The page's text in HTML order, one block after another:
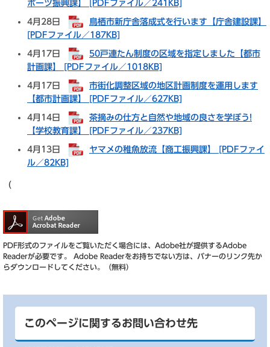
ポーツ振興課】 [PDFファイル／241KB]
4月28日
鳥栖市新庁舎落成式を行います【庁舎建設課】
[PDFファイル／187KB]
4月17日
50戸連たん制度の区域を指定しました【都市
計画課】 [PDFファイル／1018KB]
4月17日
市街化調整区域の地区計画制度を運用します
【都市計画課】 [PDFファイル／627KB]
4月14日
茶摘みの仕方と自然や地域の良さを学ぼう!
【学校教育課】 [PDFファイル／237KB]
4月13日
ヤマメの稚魚放流【商工振興課】 [PDFファイ
ル／82KB]
（
PDF形式のファイルをご覧いただく場合には、Adobe社が提供するAdobe
Readerが必要です。
Adobe Readerをお持ちでない方は、バナーのリンク先か
らダウンロードしてください。（無料）
このページに関するお問い合わせ先